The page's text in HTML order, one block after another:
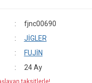
fjnc00690
JİGLER
FUJİN
24 Ay
taksitlerle!